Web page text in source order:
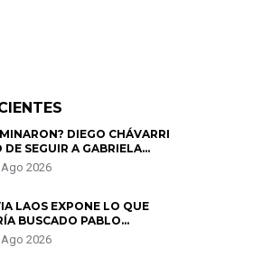
DIEGO CHÁVARRI
DE SEGUIR A GABRIELA
Y ANUNCIA SU SALIDA
2026
LAOS EXPONE LO QUE
BUSCADO PABLO
CON ALE FULLER: “UNA
PARTES QUERÍA EL
2026